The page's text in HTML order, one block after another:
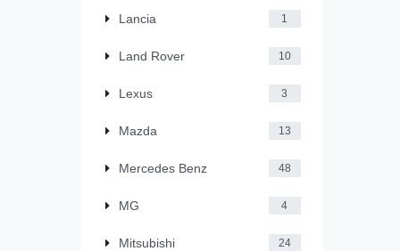
Lancia 1
Land Rover 10
Lexus 3
Mazda 13
Mercedes Benz 48
MG 4
Mitsubishi 24